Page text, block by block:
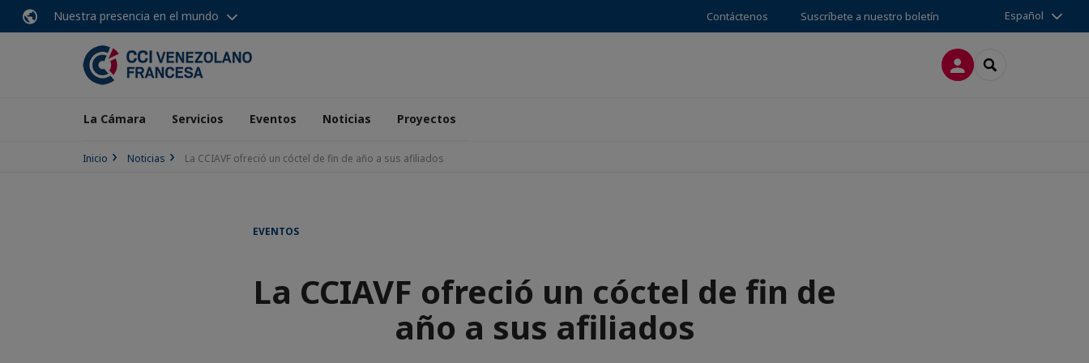
Nuestra presencia en el mundo Contáctenos Suscríbete a nuestro boletín Español
CONECTARSE
SEARCH
La Cámara Servicios Eventos Noticias Proyectos
Inicio Noticias La CCIAVF ofreció un cóctel de fin de año a sus afiliados
EVENTOS
La CCIAVF ofreció un cóctel de fin de
año a sus afiliados